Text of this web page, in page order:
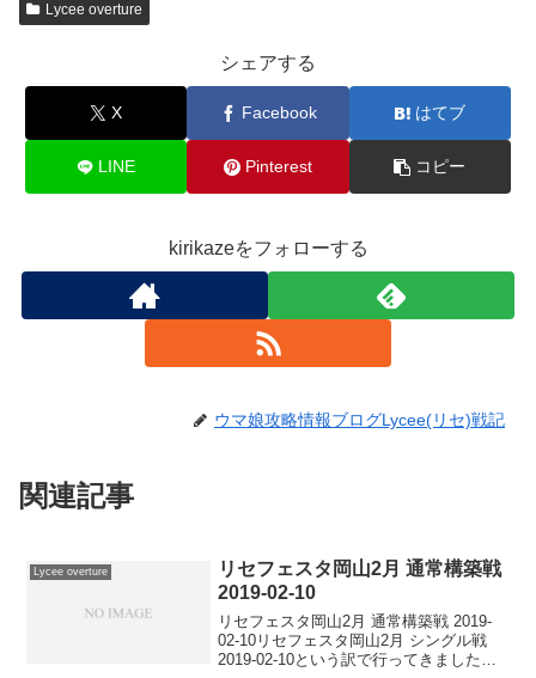
Lycee overture
シェアする
X Facebook はてブ
LINE Pinterest コピー
kirikazeをフォローする
ウマ娘攻略情報ブログLycee(リセ)戦記
関連記事
Lycee overture
リセフェスタ岡山2月 通常構築戦
2019-02-10
リセフェスタ岡山2月 通常構築戦 2019-
02-10リセフェスタ岡山2月 シングル戦
2019-02-10という訳で行ってきました岡